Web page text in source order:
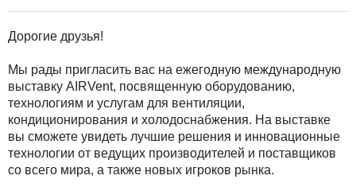
Дорогие друзья!
Мы рады пригласить вас на ежегодную международную
выставку AIRVent, посвященную оборудованию,
технологиям и услугам для вентиляции,
кондиционирования и холодоснабжения. На выставке
вы сможете увидеть лучшие решения и инновационные
технологии от ведущих производителей и поставщиков
со всего мира, а также новых игроков рынка.